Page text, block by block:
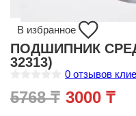
В избранное
ПОДШИПНИК
32313)
ц
е
0 отзывов
5768₸ 3000 ₸